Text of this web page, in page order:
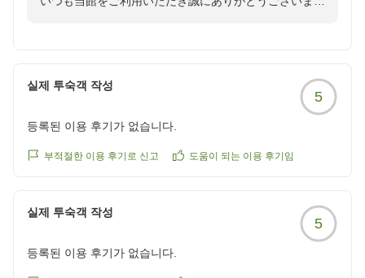
りでございます。
アルペン2003 様のまたのご来館を、スタッフ一同楽し
だきます。
실제 투숙객 작성
5
등록된 이용 후기가 없습니다.
부적절한 이용 후기로 신고 도움이 되는 이용 후기임
실제 투숙객 작성
5
등록된 이용 후기가 없습니다.